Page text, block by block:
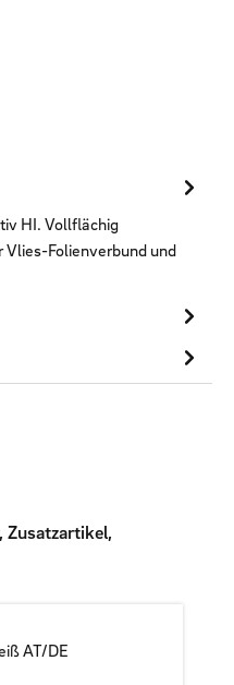
HI. Vollflächig
Folienverbund und
Zusatzartikel,